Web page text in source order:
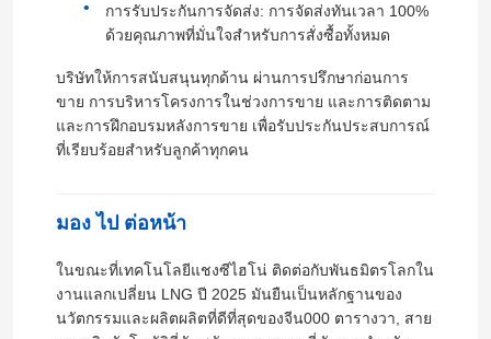
ทัวร์โรงงาน
ควบคุมคุณภาพ
ขออ้าง
การรับประกันการจัดส่ง: การจัดส่งทันเวลา 100%
ด้วยคุณภาพที่มั่นใจสําหรับการสั่งซื้อทั้งหมด
บริษัทให้การสนับสนุนทุกด้าน ผ่านการปรึกษาก่อนการ
ขาย การบริหารโครงการในช่วงการขาย และการติดตาม
และการฝึกอบรมหลังการขาย เพื่อรับประกันประสบการณ์
ที่เรียบร้อยสําหรับลูกค้าทุกคน
มอง ไป ต่อหน้า
ในขณะที่เทคโนโลยีแชงซีไฮโน่ ติดต่อกับพันธมิตรโลกใน
งานแลกเปลี่ยน LNG ปี 2025 มันยืนเป็นหลักฐานของ
นวัตกรรมและผลิตผลิตที่ดีที่สุดของจีน000 ตารางวา, สาย